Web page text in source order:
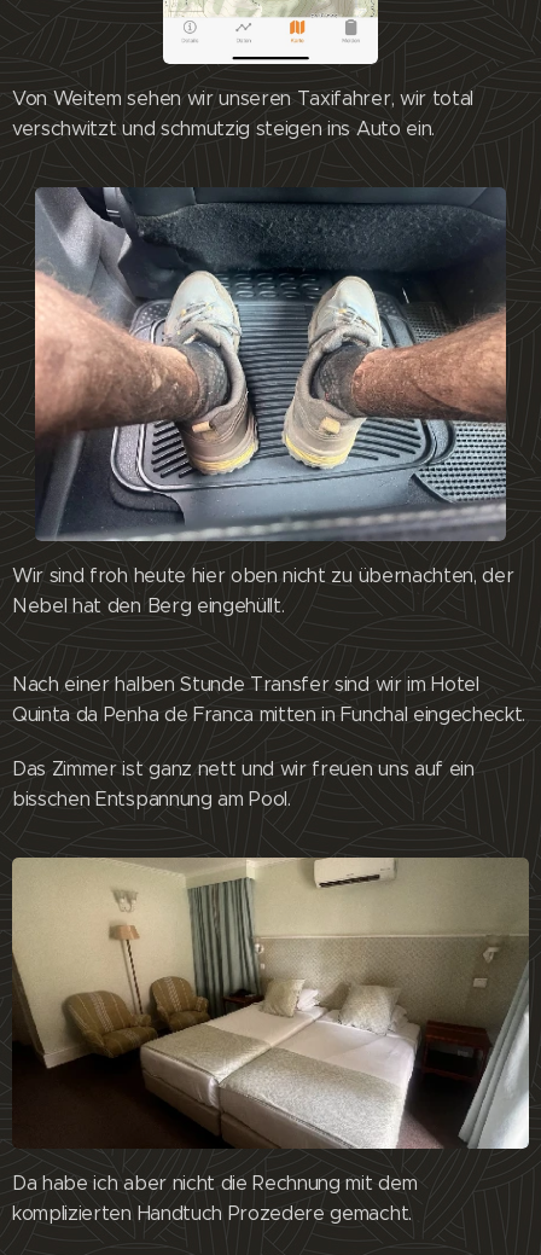
Von Weitem sehen wir unseren Taxifahrer, wir total
verschwitzt und schmutzig steigen ins Auto ein.
Wir sind froh heute hier oben nicht zu übernachten, der
Nebel hat den Berg eingehüllt.
Nach einer halben Stunde Transfer sind wir im Hotel
Quinta da Penha de Franca mitten in Funchal eingecheckt.
Das Zimmer ist ganz nett und wir freuen uns auf ein
bisschen Entspannung am Pool.
Da habe ich aber nicht die Rechnung mit dem
komplizierten Handtuch Prozedere gemacht.